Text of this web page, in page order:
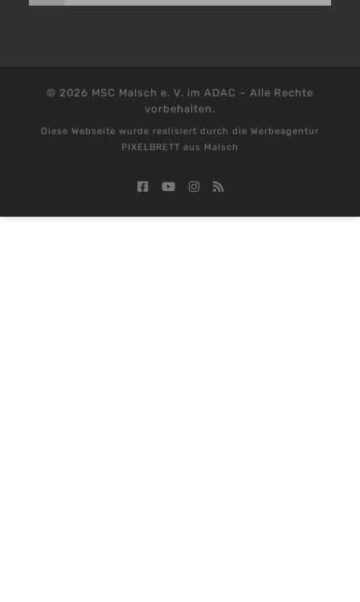
© 2026 MSC Malsch e. V. im ADAC – Alle Rechte
vorbehalten.
Diese Webseite wurde realisiert durch die Werbeagentur
PIXELBRETT aus Malsch